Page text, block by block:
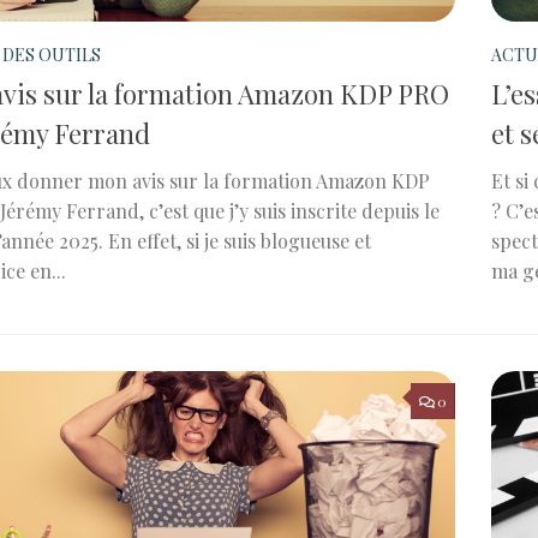
OUTILS
sur la formation Amazon KDP PRO
Ferrand
donner mon avis sur la formation Amazon KDP
Ferrand, c’est que j’y suis inscrite depuis le
2025. En effet, si je suis blogueuse et
en...
et
Et si
?
ma
0